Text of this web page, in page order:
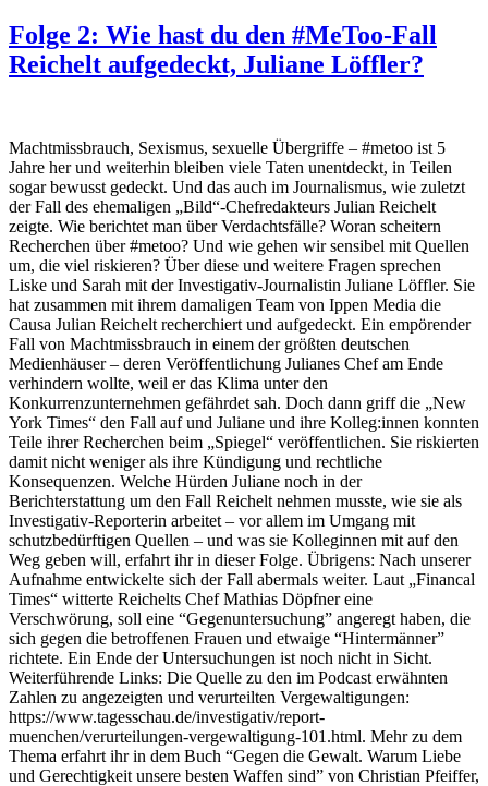
Folge 2: Wie hast du den #MeToo-Fall
Reichelt aufgedeckt, Juliane Löffler?
Machtmissbrauch, Sexismus, sexuelle Übergriffe – #metoo ist 5
Jahre her und weiterhin bleiben viele Taten unentdeckt, in Teilen
sogar bewusst gedeckt. Und das auch im Journalismus, wie zuletzt
der Fall des ehemaligen „Bild“-Chefredakteurs Julian Reichelt
zeigte. Wie berichtet man über Verdachtsfälle? Woran scheitern
Recherchen über #metoo? Und wie gehen wir sensibel mit Quellen
um, die viel riskieren? Über diese und weitere Fragen sprechen
Liske und Sarah mit der Investigativ-Journalistin Juliane Löffler. Sie
hat zusammen mit ihrem damaligen Team von Ippen Media die
Causa Julian Reichelt recherchiert und aufgedeckt. Ein empörender
Fall von Machtmissbrauch in einem der größten deutschen
Medienhäuser – deren Veröffentlichung Julianes Chef am Ende
verhindern wollte, weil er das Klima unter den
Konkurrenzunternehmen gefährdet sah. Doch dann griff die „New
York Times“ den Fall auf und Juliane und ihre Kolleg:innen konnten
Teile ihrer Recherchen beim „Spiegel“ veröffentlichen. Sie riskierten
damit nicht weniger als ihre Kündigung und rechtliche
Konsequenzen. Welche Hürden Juliane noch in der
Berichterstattung um den Fall Reichelt nehmen musste, wie sie als
Investigativ-Reporterin arbeitet – vor allem im Umgang mit
schutzbedürftigen Quellen – und was sie Kolleginnen mit auf den
Weg geben will, erfahrt ihr in dieser Folge. Übrigens: Nach unserer
Aufnahme entwickelte sich der Fall abermals weiter. Laut „Financal
Times“ witterte Reichelts Chef Mathias Döpfner eine
Verschwörung, soll eine “Gegenuntersuchung” angeregt haben, die
sich gegen die betroffenen Frauen und etwaige “Hintermänner”
richtete. Ein Ende der Untersuchungen ist noch nicht in Sicht.
Weiterführende Links: Die Quelle zu den im Podcast erwähnten
Zahlen zu angezeigten und verurteilten Vergewaltigungen:
https://www.tagesschau.de/investigativ/report-
muenchen/verurteilungen-vergewaltigung-101.html. Mehr zu dem
Thema erfahrt ihr in dem Buch “Gegen die Gewalt. Warum Liebe
und Gerechtigkeit unsere besten Waffen sind” von Christian Pfeiffer,